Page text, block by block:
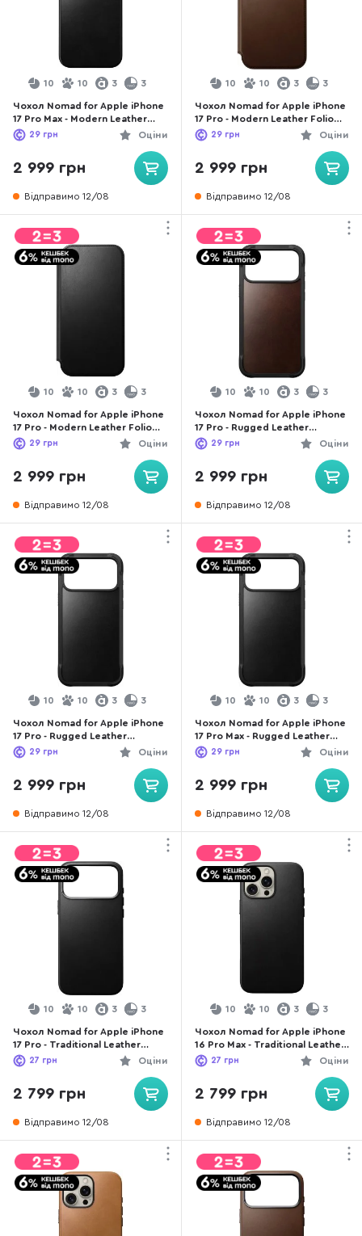
10 10 3 3
Чохол Nomad for Apple iPhone
17 Pro Max - Modern Leather
Horween Black (NM014254858)
Оціни
29 грн
2 999 грн
Відправимо 12/08
10 10 3 3
Чохол Nomad for Apple iPhone
17 Pro - Modern Leather Folio
Brown (NM014186858)
Оціни
29 грн
2 999 грн
Відправимо 12/08
10 10 3 3
Чохол Nomad for Apple iPhone
17 Pro - Modern Leather Folio
Black (NM014193858)
Оціни
29 грн
2 999 грн
Відправимо 12/08
10 10 3 3
Чохол Nomad for Apple iPhone
17 Pro - Rugged Leather
Horween Rustic Brown
(NM011819858)
Оціни
29 грн
2 999 грн
Відправимо 12/08
10 10 3 3
Чохол Nomad for Apple iPhone
17 Pro - Rugged Leather
Horween Black (NM011802858)
Оціни
29 грн
2 999 грн
Відправимо 12/08
10 10 3 3
Чохол Nomad for Apple iPhone
17 Pro Max - Rugged Leather
Horween Black (NM011789858)
Оціни
29 грн
2 999 грн
Відправимо 12/08
10 10 3 3
Чохол Nomad for Apple iPhone
17 Pro - Traditional Leather
Black (NM011956858)
Оціни
27 грн
2 799 грн
Відправимо 12/08
10 10 3 3
Чохол Nomad for Apple iPhone
16 Pro Max - Traditional Leather
Black (NM01388685)
Оціни
27 грн
2 799 грн
Відправимо 12/08